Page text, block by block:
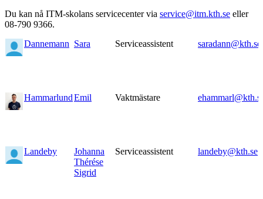
Du kan nå ITM-skolans servicecenter via service@itm.kth.se eller
08-790 9366.
Dannemann Sara Serviceassistent saradann@kth.se
HammarlundEmil Vaktmästare
Landeby
Johanna
Thérése
Sigrid
Serviceassistent landeby@kth.se